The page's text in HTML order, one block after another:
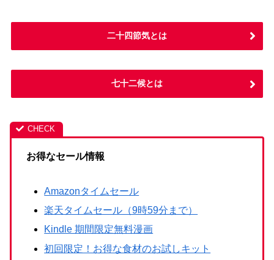
二十四節気とは
七十二候とは
お得なセール情報
Amazonタイムセール
楽天タイムセール（9時59分まで）
Kindle 期間限定無料漫画
初回限定！お得な食材のお試しキット